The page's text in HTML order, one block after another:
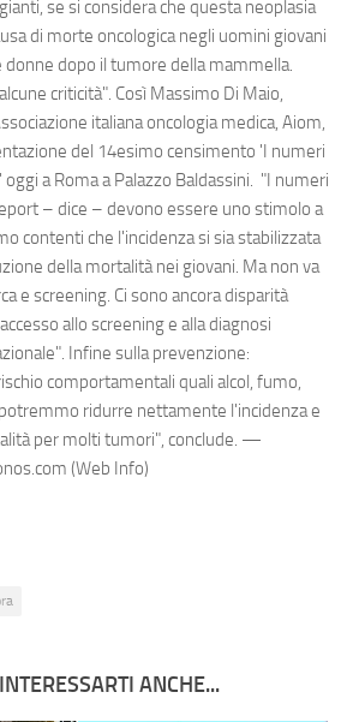
se si considera che questa neoplasia
di morte oncologica negli uomini giovani
donne dopo il tumore della mammella.
criticità". Così Massimo Di Maio,
italiana oncologia medica, Aiom,
del 14esimo censimento 'I numeri
a Roma a Palazzo Baldassini. "I numeri
– dice – devono essere uno stimolo a
contenti che l'incidenza si sia stabilizzata
della mortalità nei giovani. Ma non va
e screening. Ci sono ancora disparità
allo screening e alla diagnosi
Infine sulla prevenzione:
comportamentali quali alcol, fumo,
ridurre nettamente l'incidenza e
per molti tumori", conclude. —
(Web Info)
ANCHE...